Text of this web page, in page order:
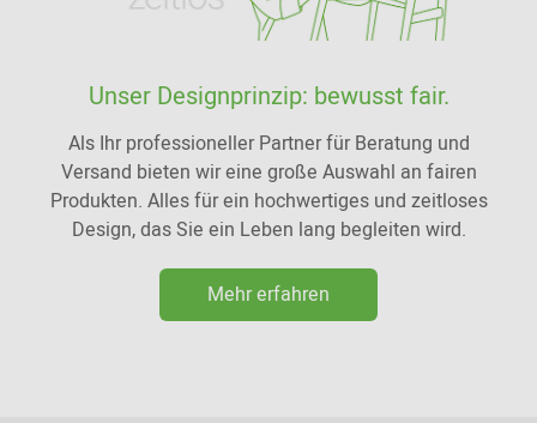
Unser Designprinzip: bewusst fair.
Als Ihr professioneller Partner für Beratung und
Versand bieten wir eine große Auswahl an fairen
Produkten. Alles für ein hochwertiges und zeitloses
Design, das Sie ein Leben lang begleiten wird.
Mehr erfahren